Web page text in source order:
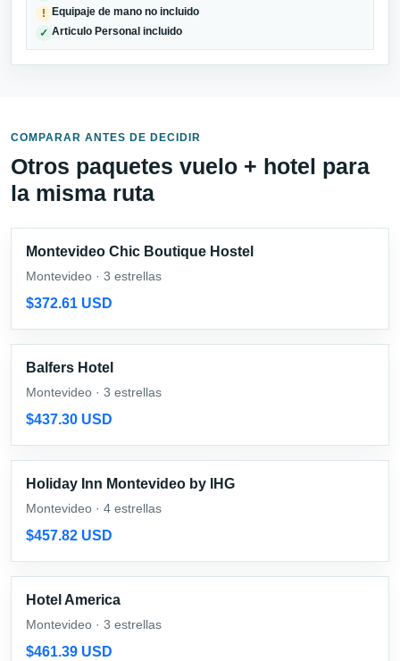
! Equipaje de mano no incluido
✓ Articulo Personal incluido
COMPARAR ANTES DE DECIDIR
Otros paquetes vuelo + hotel para
la misma ruta
Montevideo Chic Boutique Hostel
Montevideo · 3 estrellas
$372.61 USD
Balfers Hotel
Montevideo · 3 estrellas
$437.30 USD
Holiday Inn Montevideo by IHG
Montevideo · 4 estrellas
$457.82 USD
Hotel America
Montevideo · 3 estrellas
$461.39 USD